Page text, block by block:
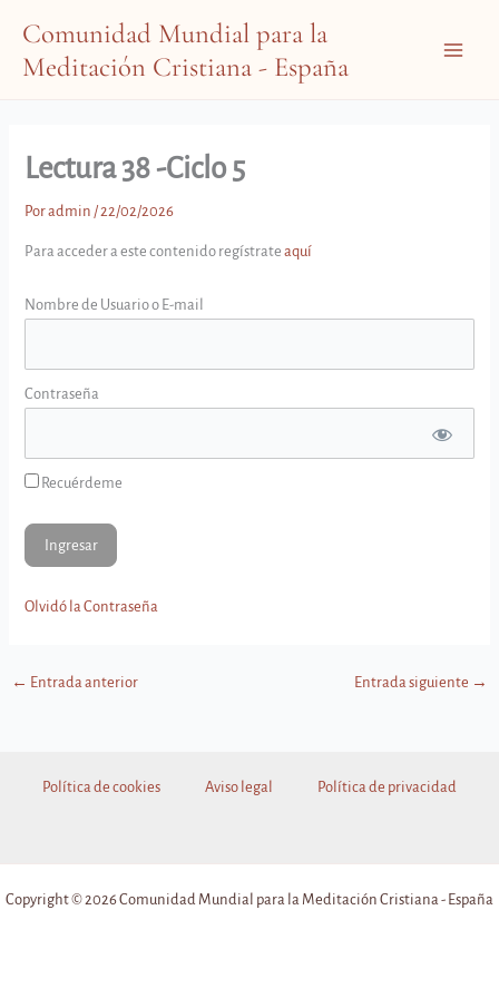
contenido
Comunidad Mundial para la
Meditación Cristiana - España
Lectura 38 -Ciclo 5
Poradmin /22/02/2026
Para acceder a este contenido regístrateaquí
Nombre de Usuario o E-mail
Contraseña
Recuérdeme
Olvidó la Contraseña
← Entrada anterior Entrada siguiente →
Política de cookies Aviso legal Política de privacidad
Copyright © 2026 Comunidad Mundial para la Meditación Cristiana - España